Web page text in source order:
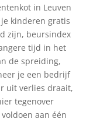
in Leuven
kinderen gratis
zijn, beursindex
tijd in het
de spreiding,
je een bedrijf
uit verlies draait,
tegenover
aan één